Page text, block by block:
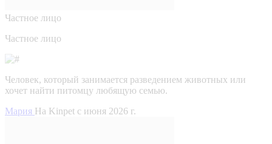
Частное лицо
Частное лицо
Человек, который занимается разведением животных или
хочет найти питомцу любящую семью.
Мария На Kinpet c июня 2026 г.